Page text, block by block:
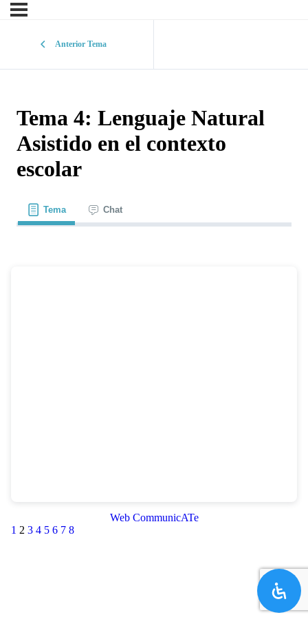
Anterior Tema
Tema 4: Lenguaje Natural
Asistido en el contexto
escolar
Tema Chat
Web CommunicATe
1 2 3 4 5 6 7 8